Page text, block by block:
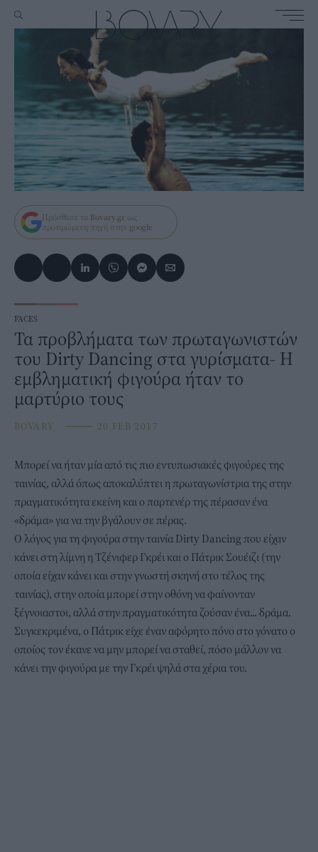
Πρόσθεσε το Bovary.gr ως
προτιμώμενη πηγή στην google
FACES
Τα προβλήματα των πρωταγωνιστών
του Dirty Dancing στα γυρίσματα- Η
εμβληματική φιγούρα ήταν το
μαρτύριο τους
BOVARY ⸻ 20 FEB 2017
Μπορεί να ήταν μία από τις πιο εντυπωσιακές φιγούρες της
ταινίας, αλλά όπως αποκαλύπτει η πρωταγωνίστρια της στην
πραγματικότητα εκείνη και ο παρτενέρ της πέρασαν ένα
«δράμα» για να την βγάλουν σε πέρας.
Ο λόγος για τη φιγούρα στην ταινία Dirty Dancing που είχαν
κάνει στη λίμνη η Τζένιφερ Γκρέι και ο Πάτρικ Σουέιζι (την
οποία είχαν κάνει και στην γνωστή σκηνή στο τέλος της
ταινίας), στην οποία μπορεί στην οθόνη να φαίνονταν
ξέγνοιαστοι, αλλά στην πραγματικότητα ζούσαν ένα... δράμα.
Συγκεκριμένα, ο Πάτρικ είχε έναν αφόρητο πόνο στο γόνατο ο
οποίος τον έκανε να μην μπορεί να σταθεί, πόσο μάλλον να
κάνει την φιγούρα με την Γκρέι ψηλά στα χέρια του.